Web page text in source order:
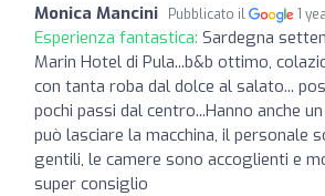
Monica Mancini Pubblicato il 1
Esperienza fantastica: Sardegna
Marin Hotel di Pula...b&b ottimo,
con tanta roba dal dolce al salato...
pochi passi dal centro...Hanno anche
può lasciare la macchina, il personale
gentili, le camere sono accoglienti e
super consiglio